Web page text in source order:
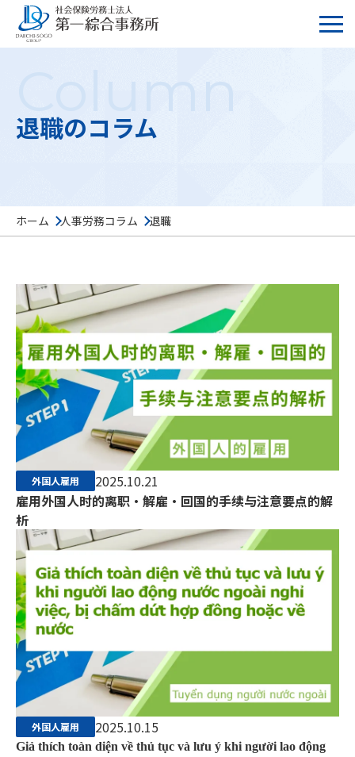
Column
退職のコラム
ホーム 人事労務コラム 退職
外国人雇用
2025.10.21
雇用外国人时的离职・解雇・回国的手续与注意要点的解
析
外国人雇用 2025.10.15
Giả thích toàn diện về thủ tục và lưu ý khi người lao động